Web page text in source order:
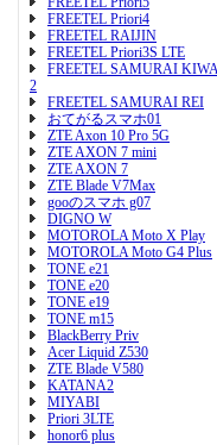
FREETEL Priori4
FREETEL RAIJIN
FREETEL Priori3S LTE
FREETEL SAMURAI
2
FREETEL SAMURAI REI
おてがるスマホ01
ZTE Axon 10 Pro 5G
ZTE AXON 7 mini
ZTE AXON 7
ZTE Blade V7Max
gooのスマホ g07
DIGNO W
MOTOROLA Moto X Play
MOTOROLA Moto G4 Plus
TONE e21
TONE e20
TONE e19
TONE m15
BlackBerry Priv
Acer Liquid Z530
ZTE Blade V580
KATANA2
MIYABI
Priori 3LTE
honor6 plus